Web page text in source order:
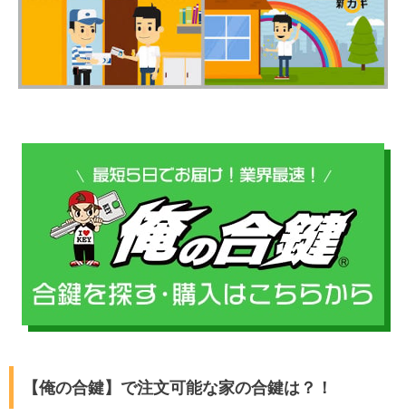
【俺の合鍵】で注文可能な家の合鍵は？！